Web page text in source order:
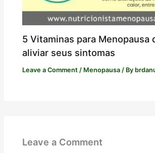
5 Vitaminas para Menopausa
aliviar seus sintomas
Leave a Comment / Menopausa / By
Leave a Comment